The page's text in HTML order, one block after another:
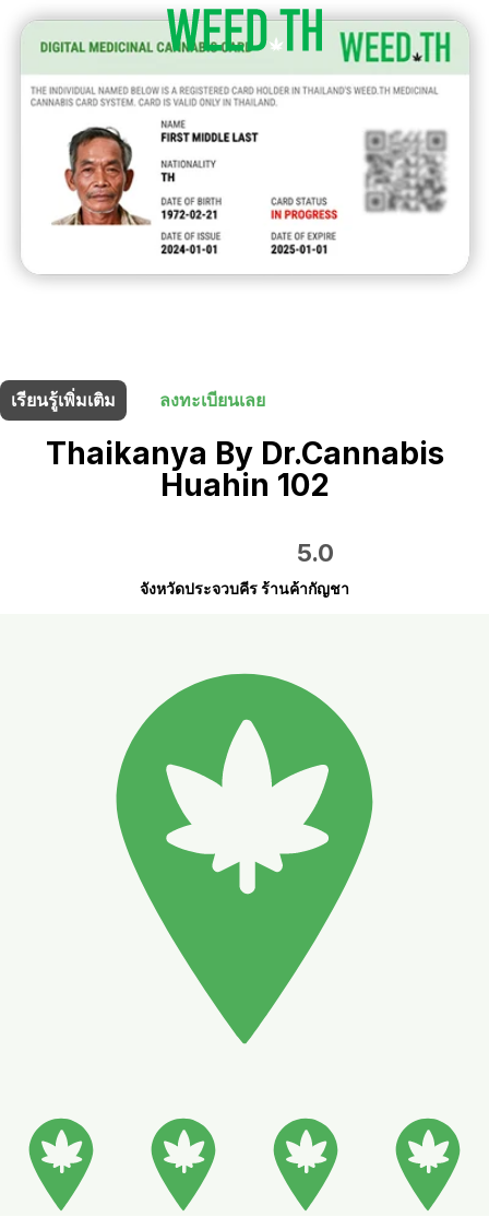
เรียนรู้เพิ่มเติม
ลงทะเบียนเลย
Thaikanya By Dr.Cannabis
Huahin 102
5.0
จังหวัดประจวบคีร ร้านค้ากัญชา